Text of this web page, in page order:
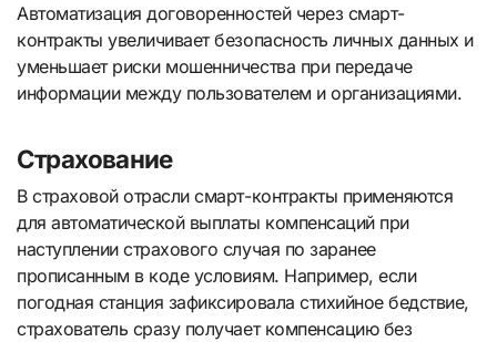
Автоматизация договоренностей через смарт-
контракты увеличивает безопасность личных данных и
уменьшает риски мошенничества при передаче
информации между пользователем и организациями.
Страхование
В страховой отрасли смарт-контракты применяются
для автоматической выплаты компенсаций при
наступлении страхового случая по заранее
прописанным в коде условиям. Например, если
погодная станция зафиксировала стихийное бедствие,
страхователь сразу получает компенсацию без